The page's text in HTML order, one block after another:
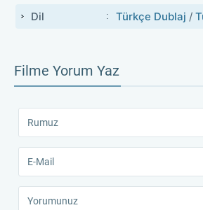
karakterlerin arasındaki çekim ve
seviyorsanız, Tehlikeli Sularda Aşk
Dil
Türkçe Dublaj /
Filme Yorum Yaz